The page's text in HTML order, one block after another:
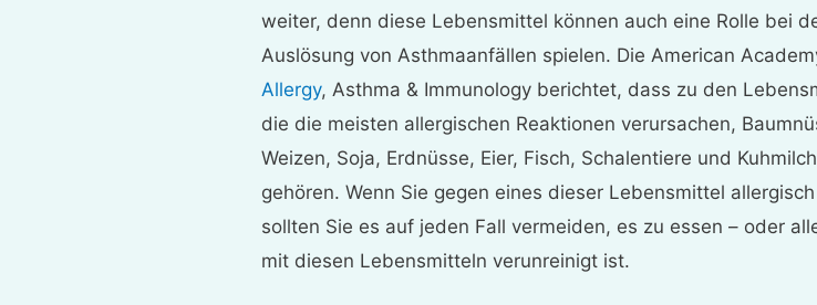
weiter, denn diese Lebensmittel können auch eine Rolle bei
Auslösung von Asthmaanfällen spielen. Die American
Allergy, Asthma & Immunology berichtet, dass zu den
die die meisten allergischen Reaktionen verursachen,
Weizen, Soja, Erdnüsse, Eier, Fisch, Schalentiere und Kuhmilch
gehören. Wenn Sie gegen eines dieser Lebensmittel
sollten Sie es auf jeden Fall vermeiden, es zu essen – oder
mit diesen Lebensmitteln verunreinigt ist.